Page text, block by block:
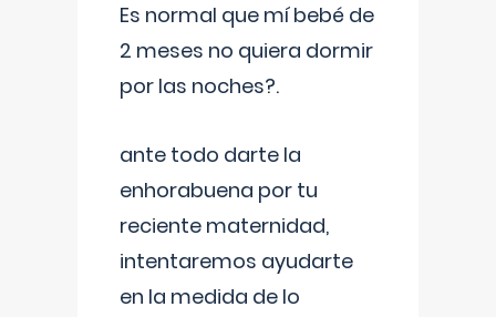
Es normal que mí bebé de
2 meses no quiera dormir
por las noches?.
ante todo darte la
enhorabuena por tu
reciente maternidad,
intentaremos ayudarte
en la medida de lo